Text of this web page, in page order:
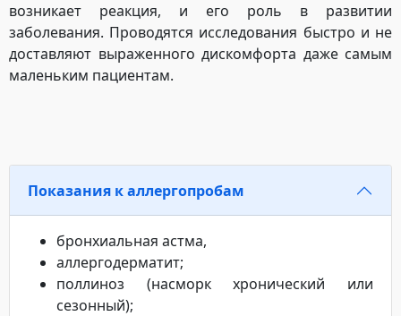
возникает реакция, и его роль в развитии
заболевания. Проводятся исследования быстро и не
доставляют выраженного дискомфорта даже самым
маленьким пациентам.
Показания к аллергопробам
бронхиальная астма,
аллергодерматит;
поллиноз (насморк хронический или
сезонный);